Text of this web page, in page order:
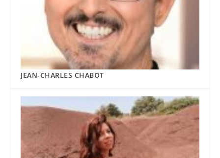
JEAN-CHARLES CHABOT